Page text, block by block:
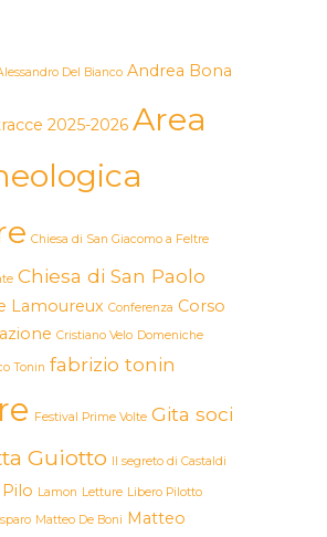
Del Bianco Andrea Bona
2025-2026 Area
Chiesa di San Giacomo a Feltre
Chiesa di San Paolo
Lamoureux Conferenza Corso
Cristiano Velo Domeniche
Tonin fabrizio tonin
Festival Prime Volte Gita soci
Guiotto Il segreto di Castaldi
Lamon Letture Libero Pilotto
Matteo De Boni Matteo